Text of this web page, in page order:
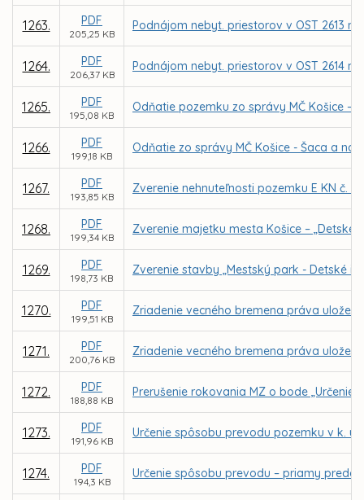
1263. PDF
205,25 KB
Podnájom nebyt. priestorov v OST 2613
1264. PDF
206,37 KB
Podnájom nebyt. priestorov v OST 2614
1265. PDF
195,08 KB
Odňatie pozemku zo správy MČ Košice –
1266. PDF
199,18 KB
Odňatie zo správy MČ Košice - Šaca a
1267. PDF
193,85 KB
Zverenie nehnuteľnosti pozemku E KN č.
1268. PDF
199,34 KB
Zverenie majetku mesta Košice – „Detské
1269. PDF
198,73 KB
Zverenie stavby „Mestský park - Detské
1270. PDF
199,51 KB
Zriadenie vecného bremena práva
1271. PDF
200,76 KB
Zriadenie vecného bremena práva
1272. PDF
188,88 KB
Prerušenie rokovania MZ o bode
1273. PDF
191,96 KB
Určenie spôsobu prevodu pozemku v k.
1274. PDF
194,3 KB
Určenie spôsobu prevodu – priamy